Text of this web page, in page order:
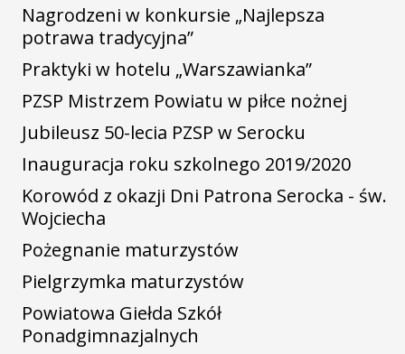
Nagrodzeni w konkursie „Najlepsza
potrawa tradycyjna”
Praktyki w hotelu „Warszawianka”
PZSP Mistrzem Powiatu w piłce nożnej
Jubileusz 50-lecia PZSP w Serocku
Inauguracja roku szkolnego 2019/2020
Korowód z okazji Dni Patrona Serocka - św.
Wojciecha
Pożegnanie maturzystów
Pielgrzymka maturzystów
Powiatowa Giełda Szkół
Ponadgimnazjalnych